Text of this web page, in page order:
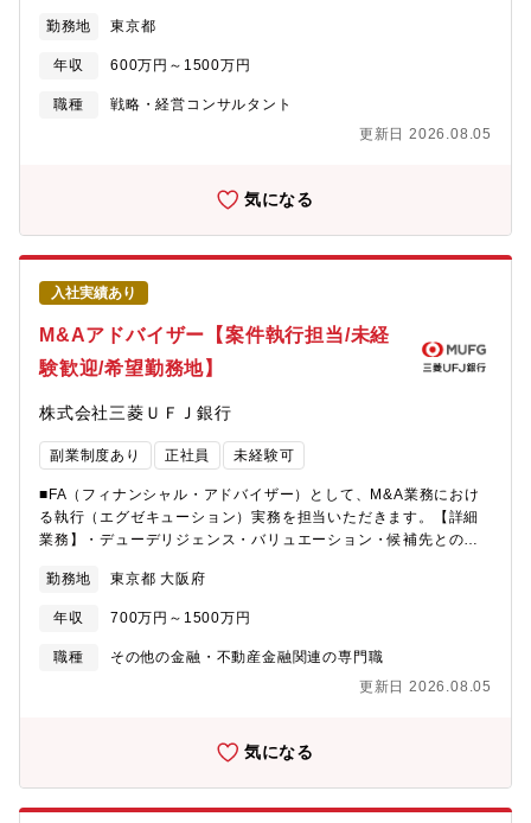
る組織です。日本製造業は刻々と変化しています。地域別ではア
メリカでの事業拠点構築に始まり、東南アジア、中国、そして新
たな最前線としてアメリカへの回帰が進みつつあります。またハ
ードからソフトへ、モノからコトへと製造業に求められるトラン
ルティング部では海外拠点と連携しながら、自動車、産業財、化
フォーメーションといったテーマ別の専門性を掛け合わせて、日
本製造業の再生、再成長に戦略策定から実行支援までご支援して
いきます。【募集職種の期待役割】・専門分野での知見を常に高
めながら、クライアントファーストで特殊解（この時、この場所
での一つだけの解）を導ける個性溢れるコンサルタントとしてご
活躍頂くことを期待します。【具体的な職務内容】(1)戦略コンサ
ルティング： 競争環境の分析、クライアントの事業分析に基
づき、経営・事業部門長に対して戦略・アクションプランの提案
を行います。(2)実行支援コンサルティング 事業パートナー探索
ます。(3)DX関連コンサルティング： デジタル技術やデータアナ
リティクスを活用し、新しいビジネスモデル構築したりオペレー
ションの高度化・効率化を御支援します。(4)対外発表： 産業の
通したオピニオンの発信を行います。(5)顧客との共同事業の創
出： クライアント企業と当社共同で実施する事業の企画、PoC
の実施、会社設立、事業運営等を行います。【携わるビジネス・
サービス・テーマ】<プロジェクト例>・2040年に向けたシナリオ
けた戦略策定・パートナー戦略の検討・産業財メーカーの中期経
定事業の成長戦略立案とM&Aターゲットの特定・グローバル経営
構造改革・製造/SCM領域のデジタルトランスフォーメーションの
の解決に取り組むことができるポジションです。・若い年次から
勤務地 東京都
年収 600万円～1500万円
職種
戦略・経営コンサルタント
更新日 2026.08.05
気になる
入社実績あり
M&Aアドバイザー【案件執行担当/未経
験歓迎/希望勤務地】
株式会社三菱ＵＦＪ銀行
副業制度あり 正社員 未経験可
■FA（フィナンシャル・アドバイザー）として、M&A業務におけ
る執行（エグゼキューション）実務を担当いただきます。【詳細
業務】・デューデリジェンス・バリュエーション・候補先との協
く、規模は20～500億円程度【FAの役割】M&Aを実施するクライ
アントとFA契約を締結し、M&A取引に関する知識や経験を駆使し
て、クライアントにとってより有利な価格・条件となるよう交渉
し、プロジェクト全体をサポートすることでM&A契約を成功に導
開発室 国内担当80名＋海外勤務20名東名阪で5チーム（東京3・
人 -チームヘッド 7人 -ディールヘッド 14～20
人 -ディールメンバー 30～35人 【案件担当特徴】
■MUFGのM&A業務の推進体制 MUFGのM&Aアドバイザリー業
務は、三菱UFJモルガンスタレー証券（ＭＵＭＳＳ、投資銀行本
勤務地 東京都 大阪府
年収 700万円～1500万円
職種
その他の金融・不動産金融関連の専門職
更新日 2026.08.05
気になる